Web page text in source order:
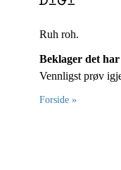
Ruh roh.
Beklager det
Vennligst prøv
Forside »